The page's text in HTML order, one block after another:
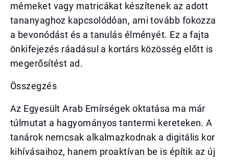
mémeket vagy matricákat készítenek az adott
tananyaghoz kapcsolódóan, ami tovább fokozza
a bevonódást és a tanulás élményét. Ez a fajta
önkifejezés ráadásul a kortárs közösség előtt is
megerősítést ad.
Összegzés
Az Egyesült Arab Emírségek oktatása ma már
túlmutat a hagyományos tantermi kereteken. A
tanárok nemcsak alkalmazkodnak a digitális kor
kihívásaihoz, hanem proaktívan be is építik az új